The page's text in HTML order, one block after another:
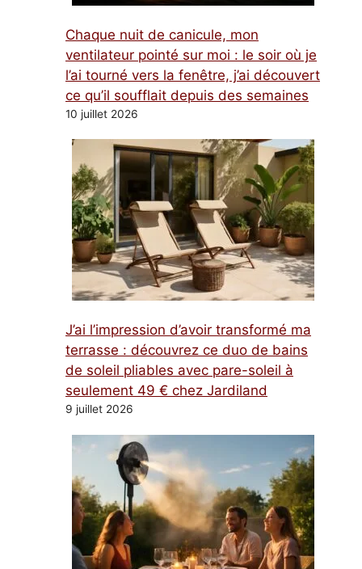
Chaque nuit de canicule, mon
ventilateur pointé sur moi : le soir où je
l’ai tourné vers la fenêtre, j’ai découvert
ce qu’il soufflait depuis des semaines
10 juillet 2026
J’ai l’impression d’avoir transformé ma
terrasse : découvrez ce duo de bains
de soleil pliables avec pare-soleil à
seulement 49 € chez Jardiland
9 juillet 2026